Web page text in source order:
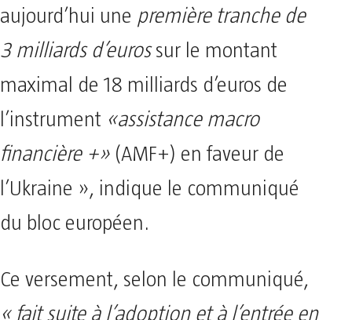
aujourd’hui une première tranche de
3 milliards d’eurossur le montant
maximal de 18 milliards d’euros de
l’instrument «assistance macro
financière +» (AMF+) en faveur de
l’Ukraine », indique le communiqué
du bloc européen.
Ce versement, selon le communiqué,
« fait suite à l’adoption et à l’entrée en